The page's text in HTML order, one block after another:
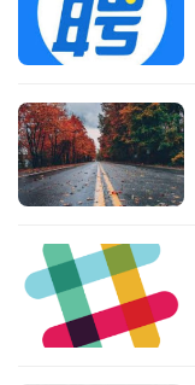
工
具
关
于
&
留